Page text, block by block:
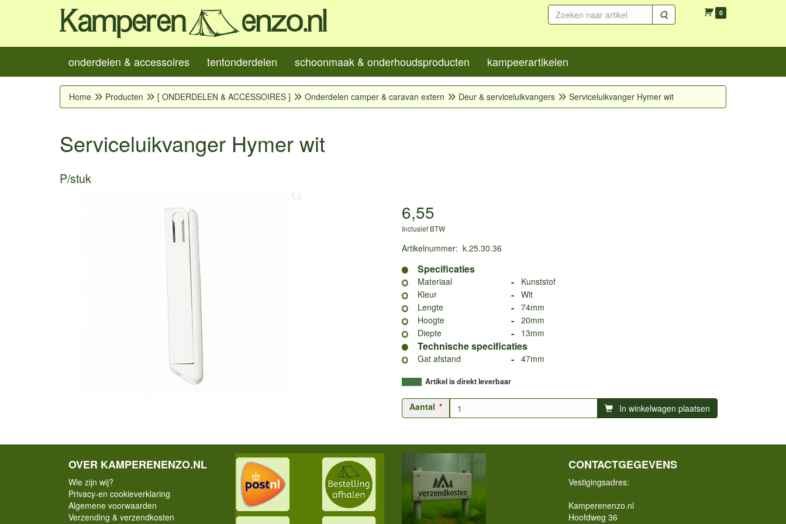
Zoeken 0
onderdelen & accessoires tentonderdelen schoonmaak & onderhoudsproducten kampeerartikelen
Home Producten [ ONDERDELEN & ACCESSOIRES ] Onderdelen camper & caravan extern Deur & serviceluikvangers Serviceluikvanger Hymer wit
Serviceluikvanger Hymer wit
P/stuk
6,55
Inclusief BTW
Artikelnummer: k.25.30.36
Specificaties
Materiaal -
Kunststof
Kleur
- Wit
Lengte
- 74mm
Hoogte
- 20mm
Diepte
- 13mm
Technische specificaties
Gat afstand - 47mm
Artikel is direkt leverbaar
Aantal In winkelwagen plaatsen
OVER KAMPERENENZO.NL
Wie zijn wij?
Privacy-en cookieverklaring
Algemene voorwaarden
Verzending & verzendkosten
CONTACTGEGEVENS
Vestigingsadres:
Kamperenenzo.nl
Hoofdweg 36